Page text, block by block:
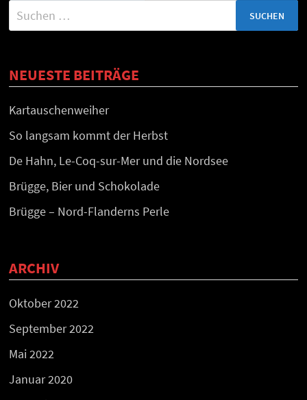
Suchen
nach:
NEUESTE BEITRÄGE
Kartauschenweiher
So langsam kommt der Herbst
De Hahn, Le-Coq-sur-Mer und die Nordsee
Brügge, Bier und Schokolade
Brügge – Nord-Flanderns Perle
ARCHIV
Oktober 2022
September 2022
Mai 2022
Januar 2020